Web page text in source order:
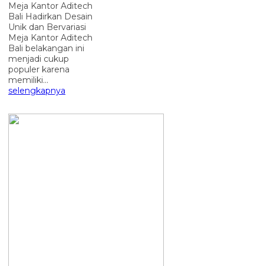
Meja Kantor Aditech
Bali Hadirkan Desain
Unik dan Bervariasi
Meja Kantor Aditech
Bali belakangan ini
menjadi cukup
populer karena
memiliki...
selengkapnya